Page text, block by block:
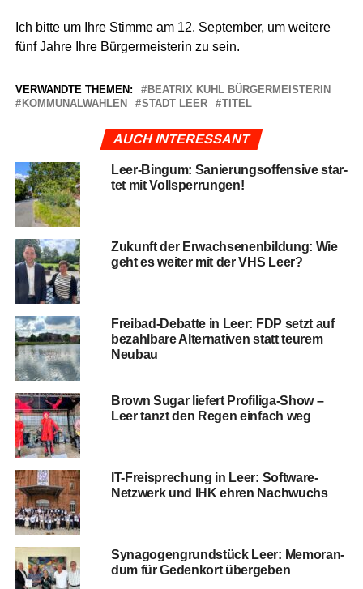
Ich bit­te um Ihre Stim­me am 12. Sep­tem­ber, um wei­te­re
fünf Jah­re Ihre Bür­ger­meis­te­rin zu sein.
VERWANDTE THEMEN:
BEATRIX KUHL BÜRGERMEISTERIN
KOMMUNALWAHLEN
STADT LEER TITEL
AUCH INTERESSANT
Leer-Bin­gum: Sanie­rungs­of­fen­si­ve star­
tet mit Vollsperrungen!
Zukunft der Erwach­se­nen­bil­dung: Wie
geht es wei­ter mit der VHS Leer?
Frei­bad-Debat­te in Leer: FDP setzt auf
bezahl­ba­re Alter­na­ti­ven statt teu­rem
Neubau
Brown Sugar lie­fert Profiliga‑Show –
Leer tanzt den Regen ein­fach weg
IT-Frei­spre­chung in Leer: Soft­ware-
Netz­werk und IHK ehren Nachwuchs
Syn­ago­gen­grund­stück Leer: Memo­ran­
dum für Gedenk­ort übergeben